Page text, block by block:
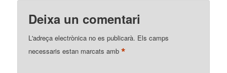
Deixa un comentari
L'adreça electrònica no es publicarà. Els camps
necessaris estan marcats amb*